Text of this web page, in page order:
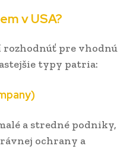
v USA?
rozhodnúť pre vhodnú
typy patria:
a stredné podniky,
ochrany a